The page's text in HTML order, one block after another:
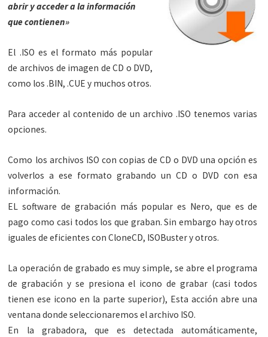
abrir y acceder a la información
que contienen»
El .ISO es el formato más popular
de archivos de imagen de CD o DVD,
como los .BIN, .CUE y muchos otros.
Para acceder al contenido de un archivo .ISO tenemos varias
opciones.
Como los archivos ISO con copias de CD o DVD una opción es
volverlos a ese formato grabando un CD o DVD con esa
información.
EL software de grabación más popular es Nero, que es de
pago como casi todos los que graban. Sin embargo hay otros
iguales de eficientes con CloneCD, ISOBuster y otros.
La operación de grabado es muy simple, se abre el programa
de grabación y se presiona el icono de grabar (casi todos
tienen ese icono en la parte superior), Esta acción abre una
ventana donde seleccionaremos el archivo ISO.
En la grabadora, que es detectada automáticamente,